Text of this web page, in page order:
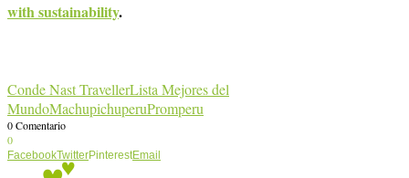
with sustainability.
Conde Nast TravellerLista Mejores del
MundoMachupichuperuPromperu
0 Comentario
0
FacebookTwitterPinterestEmail